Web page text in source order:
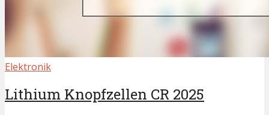
Elektronik
Lithium Knopfzellen CR 2025